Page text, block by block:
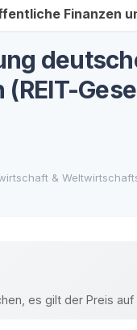
Finanzen
&
es gilt der Preis